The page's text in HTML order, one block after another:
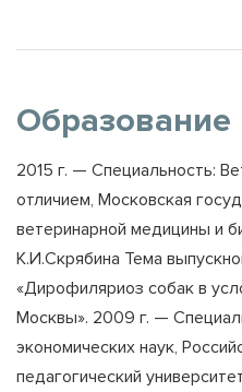
Образование
2015 г. — Специальность:
отличием, Московская
ветеринарной медицины и
К.И.Скрябина Тема
«Дирофиляриоз собак в
Москвы». 2009 г. —
экономических наук,
педагогический